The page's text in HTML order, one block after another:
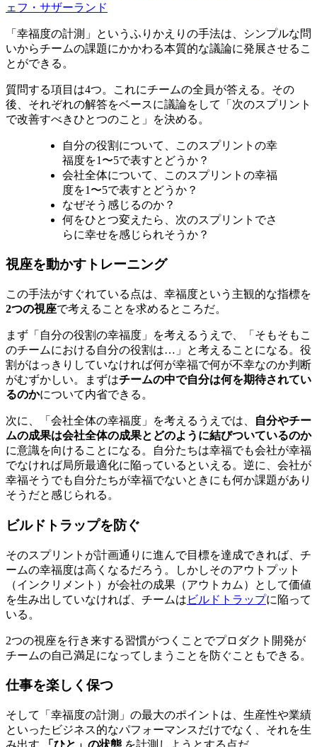
ェフ・サザーランド
「幸福度の計測」というふりかえりの手法は、シンプルな問
いからチームの課題にかかわる本質的な議論に発展させるこ
とができる。
質問する項目は4つ。これにチームの全員が答える。その
後、それぞれの解答をベースに議論をして「次のスプリント
で改善すべきひとつのこと」を決める。
自分の役割について、このスプリントの幸
福度を1〜5で表すとどうか？
会社全体について、このスプリントの幸福
度を1〜5で表すとどうか？
なぜそう感じるのか？
何をひとつ変えたら、次のスプリントでさ
らに幸せを感じられそうか？
視座を動かすトレーニング
この手法がすぐれている点は、幸福度という主観的な指標を
2つの視座で考えることを求めるところだ。
まず「自分の役割の幸福度」を考えるうえで、「そもそもこ
のチームにおける自分の役割は…」と考えることになる。役
割がはっきりしていなければ何が幸福で何が不幸なのか判断
がむずかしい。まずはチームの中で自分は何を期待されてい
るのかについて内省できる。
次に、「会社全体の幸福度」を考えるうえでは、
自分やチー
ムの成果は会社全体の成果とどのように結びついているのか
に意識を向けることになる。自分たちは幸福でも会社が幸福
でなければ局所最適化に陥っているといえる。逆に、会社が
幸福そうでも自分たちが幸福でないときにも何か課題があり
そうだと感じられる。
ビルドトラップを防ぐ
そのスプリントが計画通りに進んで目標を達成できれば、チ
ームの幸福度は高くなるだろう。しかしそのアウトプット
（インクリメント）が会社の成果（アウトカム）として価値
を生み出していなければ、チームは ビルドトラップに陥って
いる。
2つの視座を行き来する習慣がつくことでプロダクト開発が
チームの自己満足になってしまうことを防ぐこともできる。
仕事を楽しく保つ
そして「幸福度の計測」の最大のポイントは、生産性や業績
といったビジネス的なパフォーマンスだけでなく、それを生
み出す
「ひと」の状態 を計測しようとする点だ。